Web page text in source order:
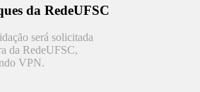
da RedeUFSC
será solicitada
da RedeUFSC,
VPN.